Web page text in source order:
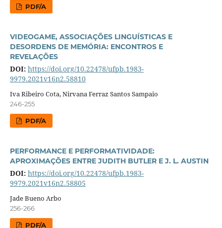
PDF/A
VIDEOGAME, ASSOCIAÇÕES LINGUÍSTICAS E
DESORDENS DE MEMÓRIA: ENCONTROS E
REVELAÇÕES
DOI: https://doi.org/10.22478/ufpb.1983-
9979.2021v16n2.58810
Iva Ribeiro Cota, Nirvana Ferraz Santos Sampaio
246-255
PDF/A
PERFORMANCE E PERFORMATIVIDADE:
APROXIMAÇÕES ENTRE JUDITH BUTLER E J. L. AUSTIN
DOI: https://doi.org/10.22478/ufpb.1983-
9979.2021v16n2.58805
Jade Bueno Arbo
256-266
PDF/A